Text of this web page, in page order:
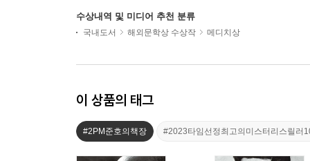
수상내역 및 미디어 추천 분류
국내도서 해외문학상 수상작 메디치상
이 상품의 태그
#2PM준호의책장 #2023타임선정최고의미스터리스릴러